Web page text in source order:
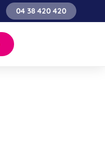
04 38 420 420